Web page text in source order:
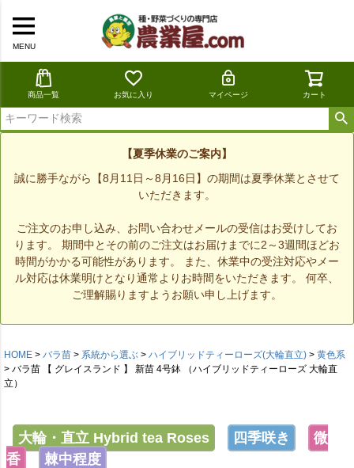
MENU
商品一覧 お気に入り マイページ カート
【夏季休業のご案内】
誠に勝手ながら【8月11日～8月16日】の期間は夏季休業とさせて
いただきます。
ご注文のお申し込み、お問い合わせメールの受信はお受けしてお
ります。 期間中とその前のご注文はお届けまでに2～3週間ほどお
時間がかかる可能性があります。 また、休業中の受注対応やメー
ル対応は休業明けとなり通常よりお時間をいただきます。 何卒、
ご理解賜りますようお願い申し上げます。
HOME バラ苗 系統から選ぶ ハイブリッドティーローズ(大輪直立)
黄色系
バラ苗 【 グレイスランド 】 新苗 4号鉢 （ハイブリッドティーローズ 大輪直
立）
大輪・直立 Hybrid tea Roses 四季咲き
微
香
棘中程度